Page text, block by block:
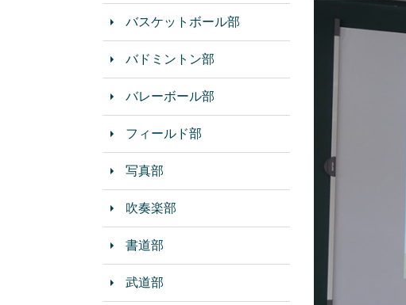
バスケットボール部
バドミントン部
バレーボール部
フィールド部
写真部
吹奏楽部
書道部
武道部